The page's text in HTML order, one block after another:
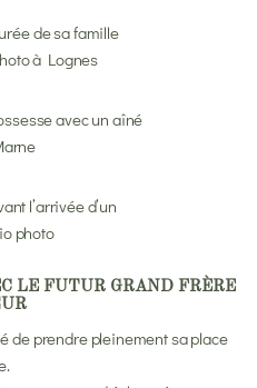
LE FUTUR GRAND FRÈRE
de prendre pleinement sa place